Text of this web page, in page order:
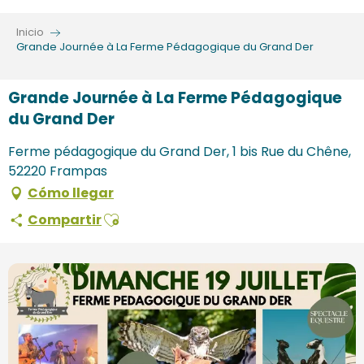
contenu
Inicio
Grande Journée à La Ferme Pédagogique du Grand Der
Grande Journée à La Ferme Pédagogique
du Grand Der
Ferme pédagogique du Grand Der, 1 bis Rue du Chêne,
52220 Frampas
Cómo llegar
CompartirAjouter aux favoris